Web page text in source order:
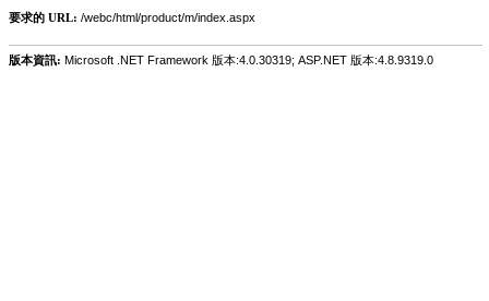
要求的 URL: /webc/html/product/m/index.aspx
版本資訊: Microsoft .NET Framework 版本:4.0.30319; ASP.NET 版本:4.8.9319.0